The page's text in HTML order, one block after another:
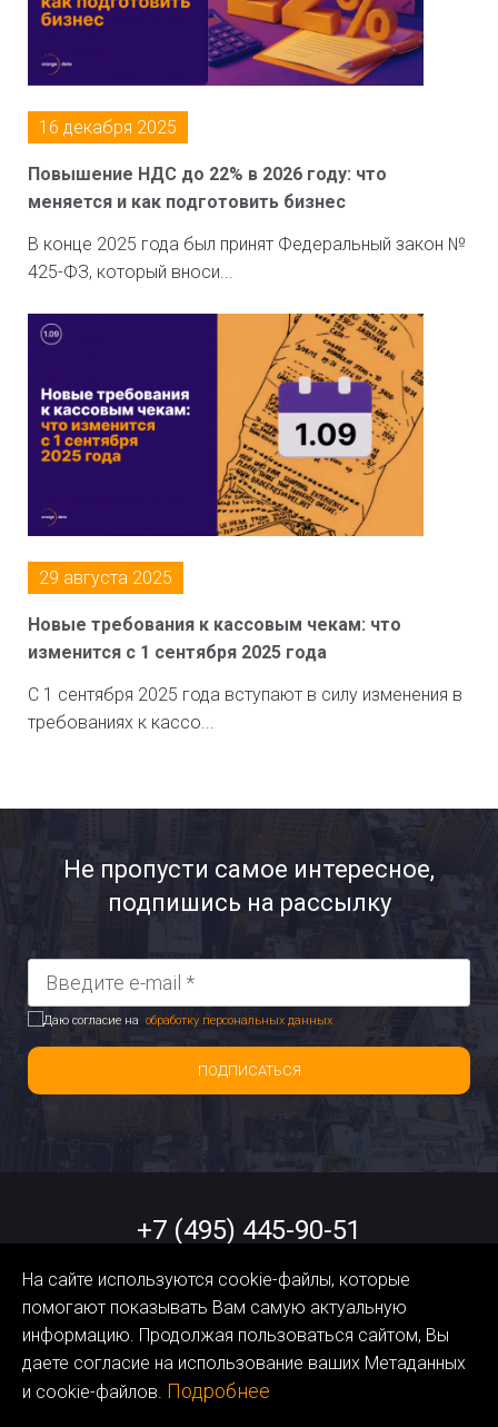
16 декабря 2025
Повышение НДС до 22% в 2026 году: что
меняется и как подготовить бизнес
В конце 2025 года был принят Федеральный закон №
425-ФЗ, который вноси...
29 августа 2025
Новые требования к кассовым чекам: что
изменится с 1 сентября 2025 года
С 1 сентября 2025 года вступают в силу изменения в
требованиях к кассо...
Не пропусти самое интересное,
подпишись на рассылку
Даю согласие на обработку персональных данных
ПОДПИСАТЬСЯ
+7 (495) 445-90-51
help@orangedata.ru
Политика обработки
Персональных Данных
На сайте используются cookie-файлы, которые
помогают показывать Вам самую актуальную
информацию. Продолжая пользоваться сайтом, Вы
даете согласие на использование ваших Метаданных
и cookie-файлов. Подробнее